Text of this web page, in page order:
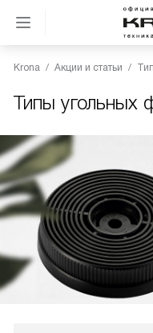
Krona Акции и статьи
Типы угольных